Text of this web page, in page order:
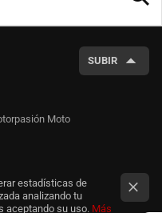
SUBIR
Moto
estadísticas de
analizando tu
aceptando su uso. Más